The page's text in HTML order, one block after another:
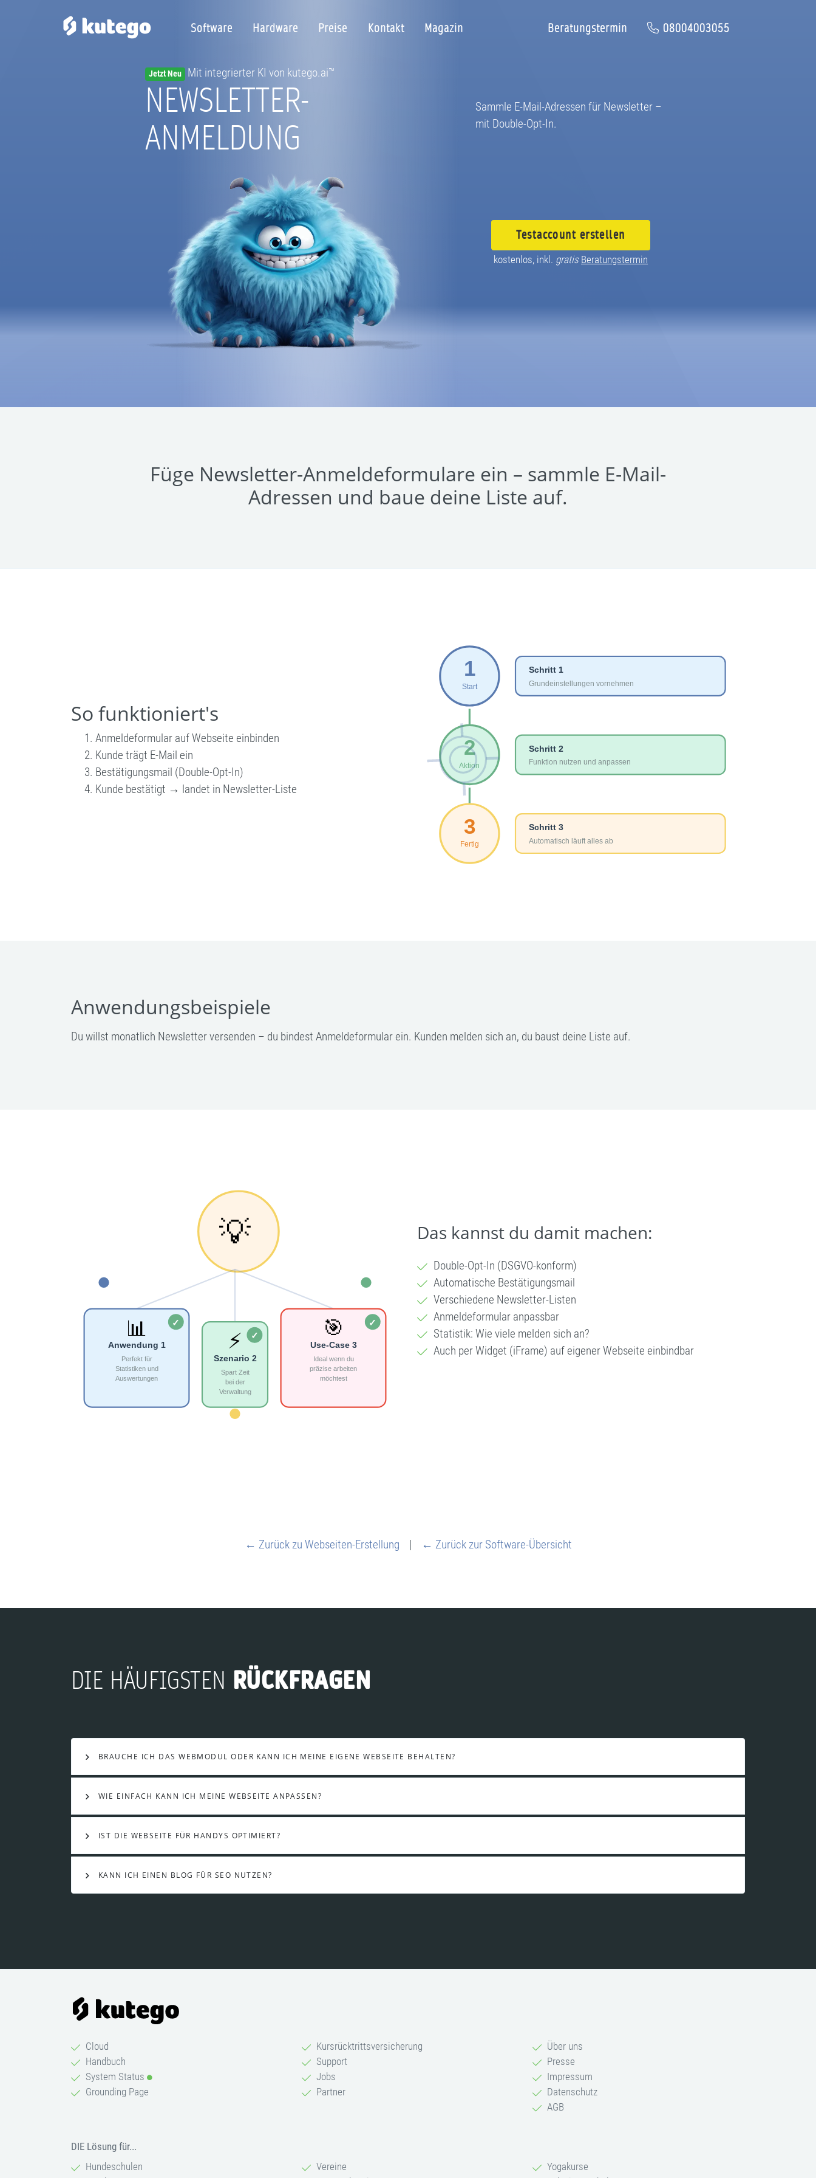
Jetzt Neu Mit integrierter KI von kutego.ai™
NEWSLETTER-
ANMELDUNG
Sammle E-Mail-Adressen für Newsletter –
mit Double-Opt-In.
Testaccount erstellen
kostenlos, inkl. gratis Beratungstermin
Software Hardware Preise Kontakt Magazin Beratungstermin 08004003055
Füge Newsletter-Anmeldeformulare ein – sammle E-Mail-
Adressen und baue deine Liste auf.
So funktioniert's
Anmeldeformular auf Webseite einbinden
Kunde trägt E-Mail ein
Bestätigungsmail (Double-Opt-In)
Kunde bestätigt → landet in Newsletter-Liste
Anwendungsbeispiele
Du willst monatlich Newsletter versenden – du bindest Anmeldeformular ein. Kunden melden sich an, du baust deine Liste auf.
Das kannst du damit machen:
Double-Opt-In (DSGVO-konform)
Automatische Bestätigungsmail
Verschiedene Newsletter-Listen
Anmeldeformular anpassbar
Statistik: Wie viele melden sich an?
Auch per Widget (iFrame) auf eigener Webseite einbindbar
← Zurück zu Webseiten-Erstellung | ← Zurück zur Software-Übersicht
DIE HÄUFIGSTEN RÜCKFRAGEN
BRAUCHE ICH DAS WEBMODUL ODER KANN ICH MEINE EIGENE WEBSEITE BEHALTEN?
WIE EINFACH KANN ICH MEINE WEBSEITE ANPASSEN?
IST DIE WEBSEITE FÜR HANDYS OPTIMIERT?
KANN ICH EINEN BLOG FÜR SEO NUTZEN?
Cloud
Handbuch
System Status
Grounding Page
Kursrücktrittsversicherung
Support
Jobs
Partner
Über uns
Presse
Impressum
Datenschutz
AGB
DIE Lösung für...
Hundeschulen
Vereine
Yogakurse